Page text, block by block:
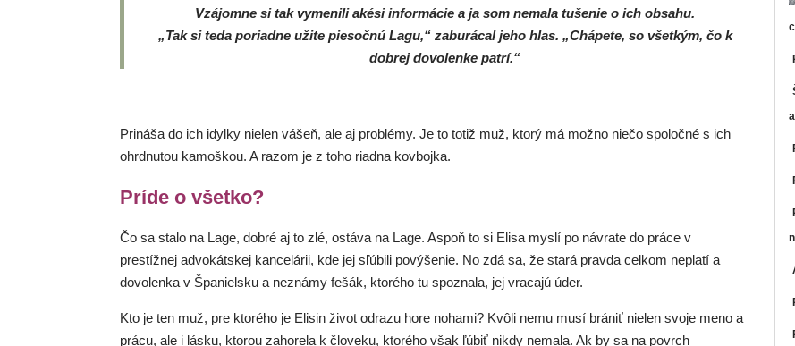
Vzájomne si tak vymenili akési informácie a ja som nemala tušenie o ich obsahu.
„Tak si teda poriadne užite piesočnú Lagu,“ zaburácal jeho hlas. „Chápete, so všetkým, čo k
dobrej dovolenke patrí.“
Prináša do ich idylky nielen vášeň, ale aj problémy. Je to totiž muž, ktorý má možno niečo spoločné s ich
ohrdnutou kamoškou. A razom je z toho riadna kovbojka.
Príde o všetko?
Čo sa stalo na Lage, dobré aj to zlé, ostáva na Lage. Aspoň to si Elisa myslí po návrate do práce v
prestížnej advokátskej kancelárii, kde jej sľúbili povýšenie. No zdá sa, že stará pravda celkom neplatí a
dovolenka v Španielsku a neznámy fešák, ktorého tu spoznala, jej vracajú úder.
Kto je ten muž, pre ktorého je Elisin život odrazu hore nohami? Kvôli nemu musí brániť nielen svoje meno a
prácu, ale i lásku, ktorou zahorela k človeku, ktorého však ľúbiť nikdy nemala. Ak by sa na povrch